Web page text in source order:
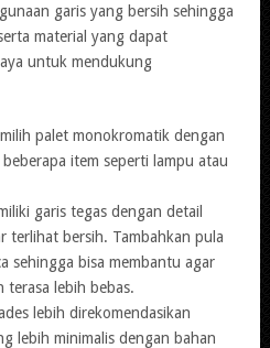
garis yang bersih sehingga
material yang dapat
untuk mendukung
palet monokromatik dengan
item seperti lampu atau
garis tegas dengan detail
terlihat bersih. Tambahkan pula
sehingga bisa membantu agar
terasa lebih bebas.
lebih direkomendasikan
lebih minimalis dengan bahan